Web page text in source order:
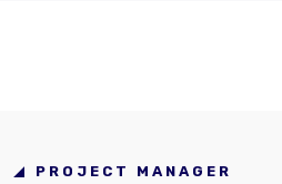
PROJECT MANAGER